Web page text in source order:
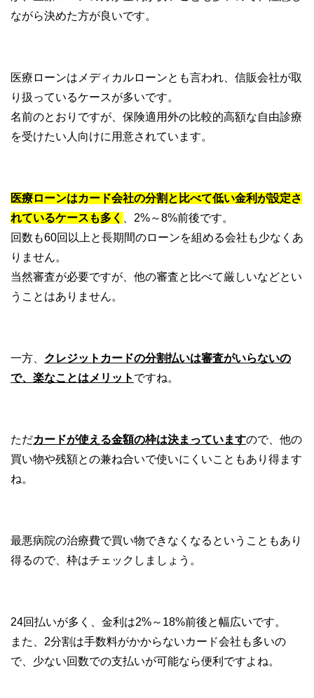
ながら決めた方が良いです。
医療ローンはメディカルローンとも言われ、信販会社が取
り扱っているケースが多いです。
名前のとおりですが、保険適用外の比較的高額な自由診療
を受けたい人向けに用意されています。
医療ローンはカード会社の分割と比べて低い金利が設定さ
れているケースも多く
、2%～8%前後です。
回数も60回以上と長期間のローンを組める会社も少なくあ
りません。
当然審査が必要ですが、他の審査と比べて厳しいなどとい
うことはありません。
一方、 クレジットカードの分割払いは審査がいらないの
で、楽なことはメリット ですね。
ただカードが使える金額の枠は決まっていますので、他の
買い物や残額との兼ね合いで使いにくいこともあり得ます
ね。
最悪病院の治療費で買い物できなくなるということもあり
得るので、枠はチェックしましょう。
24回払いが多く、金利は2%～18%前後と幅広いです。
また、2分割は手数料がかからないカード会社も多いの
で、少ない回数での支払いが可能なら便利ですよね。